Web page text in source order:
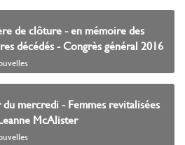
de clôture - en mémoire des
décédés - Congrès général 2016
mercredi - Femmes revitalisées
McAlister